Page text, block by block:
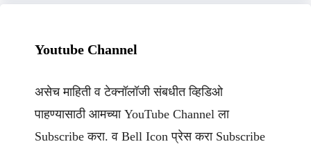
Youtube Channel
असेच माहिती व टेक्नॉलॉजी संबधीत व्हिडिओ
पाहण्यासाठी आमच्या YouTube Channel ला
Subscribe करा. व Bell Icon प्रेस करा Subscribe